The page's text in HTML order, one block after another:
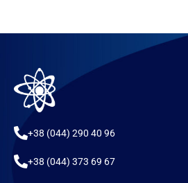
+38 (044) 290 40 96
+38 (044) 373 69 67